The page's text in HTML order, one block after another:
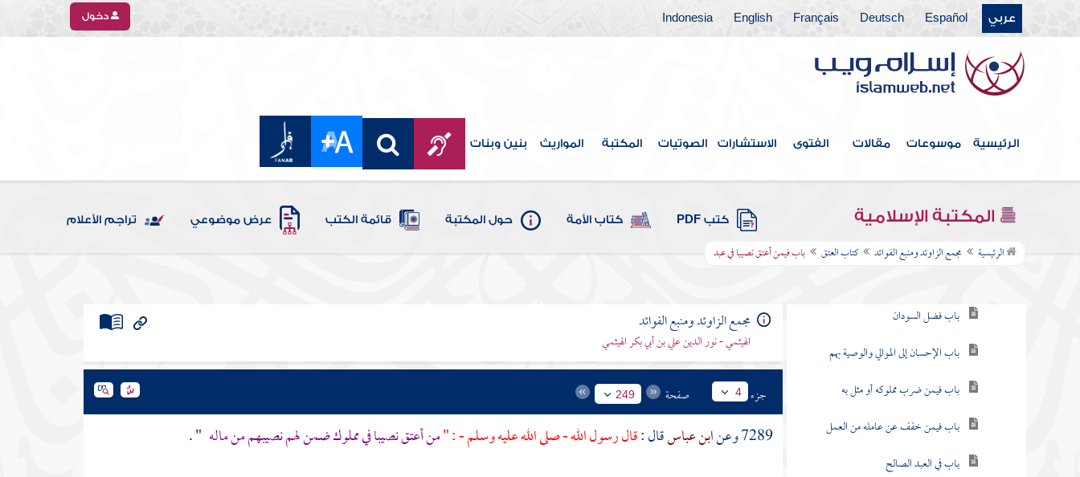
عربي Español
Deutsch
Français
English
Indonesia دخول
الرئيسية موسوعات مقالات الفتوى الاستشارات الصوتيات المكتبة المواريث بنين وبنات
المكتبة الإسلامية كتب PDF كتاب الأمة حول المكتبة قائمة الكتب عرض موضوعي تراجم الأعلام
الرئيسية مجمع الزاوئد ومنبع الفوائد كتاب العتق باب فيمن أعتق نصيبا في عبد
كتاب الصيد والذبائح
كتاب البيوع
كتاب الأيمان والنذور
كتاب الأحكام
كتاب الوصايا
كتاب الفرائض
كتاب العتق
باب فضل السودان
باب الإحسان إلى الموالي والوصية بهم
باب فيمن ضرب مملوكه أو مثل به
باب فيمن خفف عن عامله من العمل
باب في العبد الصالح
مجمع الزاوئد ومنبع الفوائد
الهيثمي - نور الدين علي بن أبي بكر الهيثمي
جزء 4 صفحة 249
7289 وعن ابن عباسقال :قال رسول الله - صلى الله عليه وسلم - : "من أعتق نصيبا في مملوك ضمن لهم نصيبهم من ماله " .